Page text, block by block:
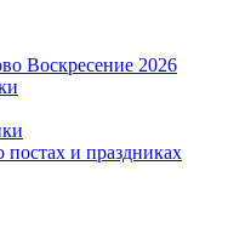
Воскресение 2026
и праздниках